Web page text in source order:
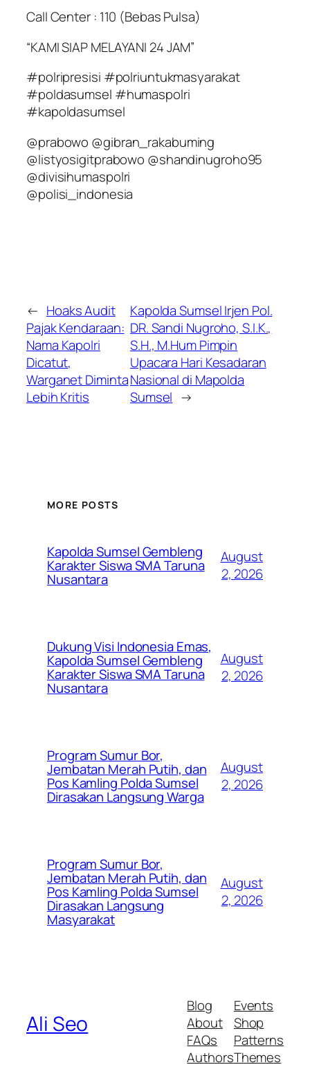
Call Center : 110 (Bebas Pulsa)
“KAMI SIAP MELAYANI 24 JAM”
#polripresisi #polriuntukmasyarakat
#poldasumsel #humaspolri
#kapoldasumsel
@prabowo @gibran_rakabuming
@listyosigitprabowo @shandinugroho95
@divisihumaspolri
@polisi_indonesia
← Hoaks Audit
Pajak Kendaraan:
Nama Kapolri
Dicatut,
Warganet Diminta
Lebih Kritis
Kapolda Sumsel Irjen Pol.
DR. Sandi Nugroho, S.I.K.,
S.H., M.Hum Pimpin
Upacara Hari Kesadaran
Nasional di Mapolda
Sumsel →
MORE POSTS
Kapolda Sumsel Gembleng
Karakter Siswa SMA Taruna
Nusantara
August
2, 2026
Dukung Visi Indonesia Emas,
Kapolda Sumsel Gembleng
Karakter Siswa SMA Taruna
Nusantara
August
2, 2026
Program Sumur Bor,
Jembatan Merah Putih, dan
Pos Kamling Polda Sumsel
Dirasakan Langsung Warga
August
2, 2026
Program Sumur Bor,
Jembatan Merah Putih, dan
Pos Kamling Polda Sumsel
Dirasakan Langsung
Masyarakat
August
2, 2026
Ali Seo
Blog
About
FAQs
Authors
Events
Shop
Patterns
Themes